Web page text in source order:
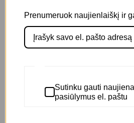
Naudojimas:tolygiai paskirstykite
aliejaus nuo plaukų vidurio iki
Prenumeruok naujienlaiškį ir
Sutinku gauti
pasiūlymus el. paštu